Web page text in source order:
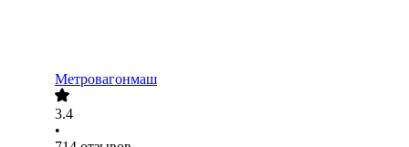
Метровагонмаш
3.4
•